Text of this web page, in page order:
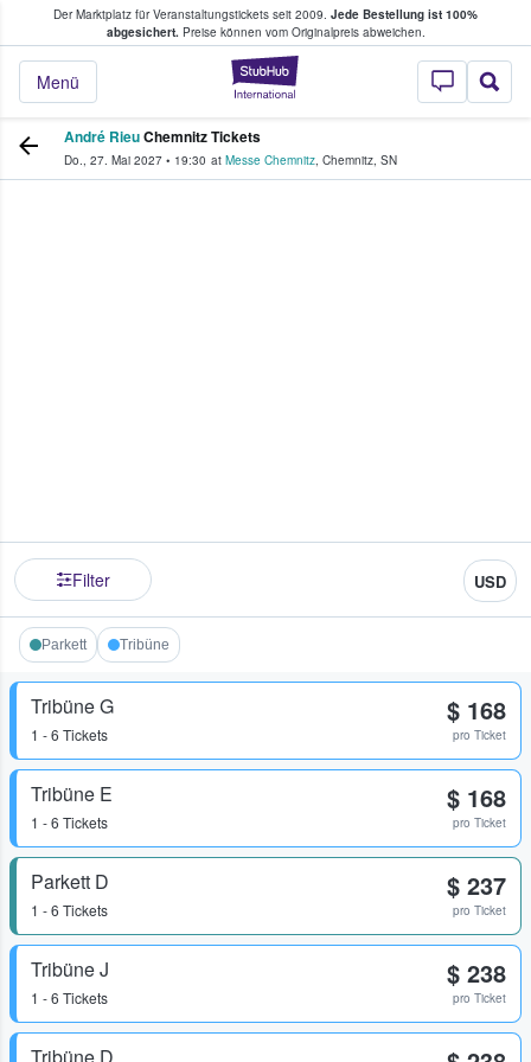
Der Marktplatz für Veranstaltungstickets seit 2009. Jede Bestellung ist 100%
abgesichert.Preise können vom Originalpreis abweichen.
StubHub - Wo
Menü
Tickets kaufen & verkaufen
André RieuChemnitz Tickets
Do., 27. Mai 2027 • 19:30 at Messe Chemnitz, Chemnitz, SN
Filter USD
Parkett Tribüne
Tribüne G
1 - 6 Tickets
$ 168
pro Ticket
Tribüne E
1 - 6 Tickets
$ 168
pro Ticket
Parkett D
1 - 6 Tickets
$ 237
pro Ticket
Tribüne J
1 - 6 Tickets
$ 238
pro Ticket